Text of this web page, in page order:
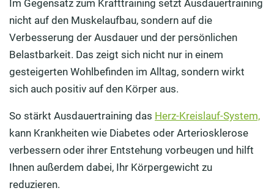
Im Gegensatz zum Krafttraining setzt Ausdauertraining
nicht auf den Muskelaufbau, sondern auf die
Verbesserung der Ausdauer und der persönlichen
Belastbarkeit. Das zeigt sich nicht nur in einem
gesteigerten Wohlbefinden im Alltag, sondern wirkt
sich auch positiv auf den Körper aus.
So stärkt Ausdauertraining das Herz-Kreislauf-System,
kann Krankheiten wie Diabetes oder Arteriosklerose
verbessern oder ihrer Entstehung vorbeugen und hilft
Ihnen außerdem dabei, Ihr Körpergewicht zu
reduzieren.